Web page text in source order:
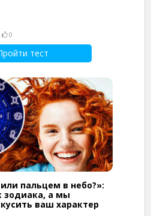
0
тест
пальцем в небо?»:
зодиака, а мы
ваш характер